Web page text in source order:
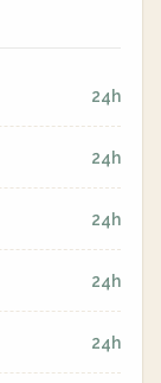
24h
24h
24h
24h
24h